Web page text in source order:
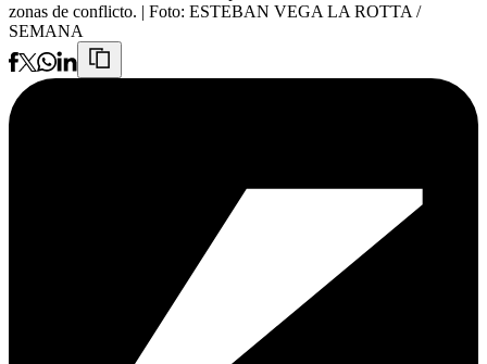
zonas de conflicto. | Foto: ESTEBAN VEGA LA ROTTA /
SEMANA